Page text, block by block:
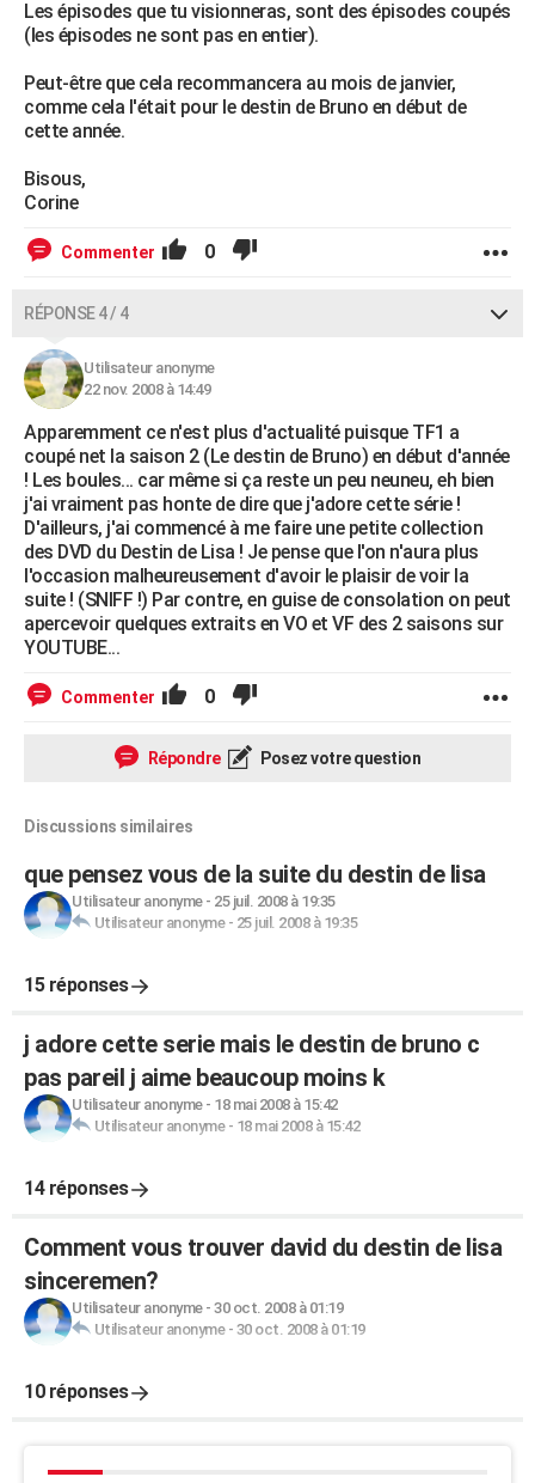
Les épisodes que tu visionneras, sont des épisodes coupés
(les épisodes ne sont pas en entier).
Peut-être que cela recommancera au mois de janvier,
comme cela l'était pour le destin de Bruno en début de
cette année.
Bisous,
Corine
Commenter 0
RÉPONSE 4 / 4
Utilisateur anonyme
22 nov. 2008 à 14:49
Apparemment ce n'est plus d'actualité puisque TF1 a
coupé net la saison 2 (Le destin de Bruno) en début d'année
! Les boules... car même si ça reste un peu neuneu, eh bien
j'ai vraiment pas honte de dire que j'adore cette série !
D'ailleurs, j'ai commencé à me faire une petite collection
des DVD du Destin de Lisa ! Je pense que l'on n'aura plus
l'occasion malheureusement d'avoir le plaisir de voir la
suite ! (SNIFF !) Par contre, en guise de consolation on peut
apercevoir quelques extraits en VO et VF des 2 saisons sur
YOUTUBE...
Commenter 0
Répondre Posez votre question
Discussions similaires
que pensez vous de la suite du destin de lisa
Utilisateur anonyme- 25 juil. 2008 à 19:35
Utilisateur anonyme- 25 juil. 2008 à 19:35
15 réponses
j adore cette serie mais le destin de bruno c
pas pareil j aime beaucoup moins k
Utilisateur anonyme- 18 mai 2008 à 15:42
Utilisateur anonyme- 18 mai 2008 à 15:42
14 réponses
Comment vous trouver david du destin de lisa
sinceremen?
Utilisateur anonyme- 30 oct. 2008 à 01:19
Utilisateur anonyme- 30 oct. 2008 à 01:19
10 réponses